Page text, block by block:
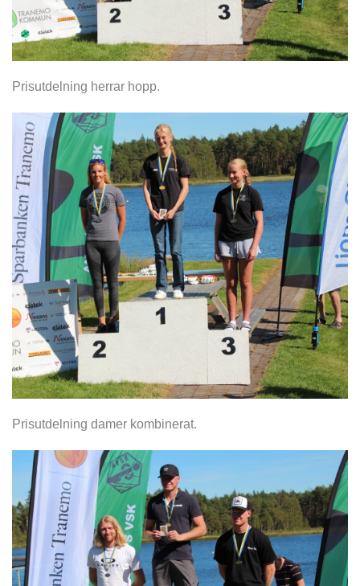
Prisutdelning herrar hopp.
Prisutdelning damer kombinerat.